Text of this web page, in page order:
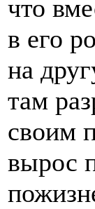
что
в его
на
там
своим
вырос